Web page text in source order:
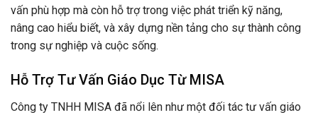
vấn phù hợp mà còn hỗ trợ trong việc phát triển kỹ năng,
nâng cao hiểu biết, và xây dựng nền tảng cho sự thành công
trong sự nghiệp và cuộc sống.
Hỗ Trợ Tư Vấn Giáo Dục Từ MISA
Công ty TNHH MISA đã nổi lên như một đối tác tư vấn giáo